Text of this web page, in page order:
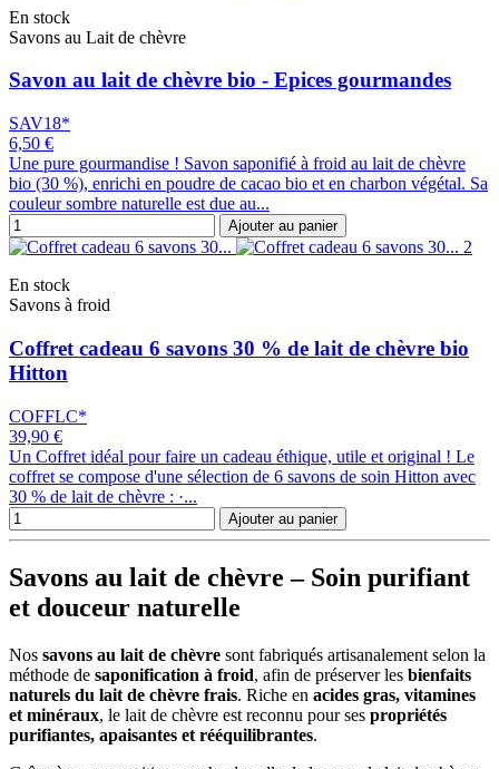
En stock
Savons au Lait de chèvre
Savon au lait de chèvre bio - Epices gourmandes
SAV18*
6,50 €
Une pure gourmandise ! Savon saponifié à froid au lait de chèvre
bio (30 %), enrichi en poudre de cacao bio et en charbon végétal. Sa
couleur sombre naturelle est due au...
Ajouter au panier
En stock
Savons à froid
Coffret cadeau 6 savons 30 % de lait de chèvre bio
Hitton
COFFLC*
39,90 €
Un Coffret idéal pour faire un cadeau éthique, utile et original ! Le
coffret se compose d'une sélection de 6 savons de soin Hitton avec
30 % de lait de chèvre : ·...
Ajouter au panier
Savons au lait de chèvre – Soin purifiant
et douceur naturelle
Nos savons au lait de chèvre sont fabriqués artisanalement selon la
méthode de saponification à froid, afin de préserver les bienfaits
naturels du lait de chèvre frais. Riche en acides gras, vitamines
et minéraux, le lait de chèvre est reconnu pour ses propriétés
purifiantes, apaisantes et rééquilibrantes.